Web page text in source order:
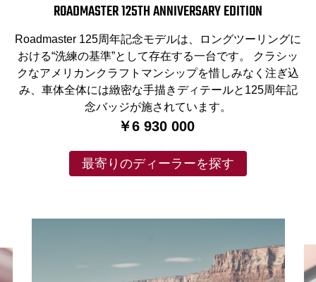
ROADMASTER 125TH ANNIVERSARY EDITION
Roadmaster 125周年記念モデルは、ロングツーリングに
おける“洗練の基準”として存在する一台です。 クラシッ
クなアメリカンクラフトマンシップを惜しみなく注ぎ込
み、車体全体には緻密な手描きディテールと125周年記
念バッジが施されています。
￥6 930 000
最寄りのディーラーを探す